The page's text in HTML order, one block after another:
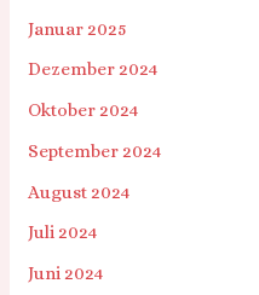
Januar 2025
Dezember 2024
Oktober 2024
September 2024
August 2024
Juli 2024
Juni 2024